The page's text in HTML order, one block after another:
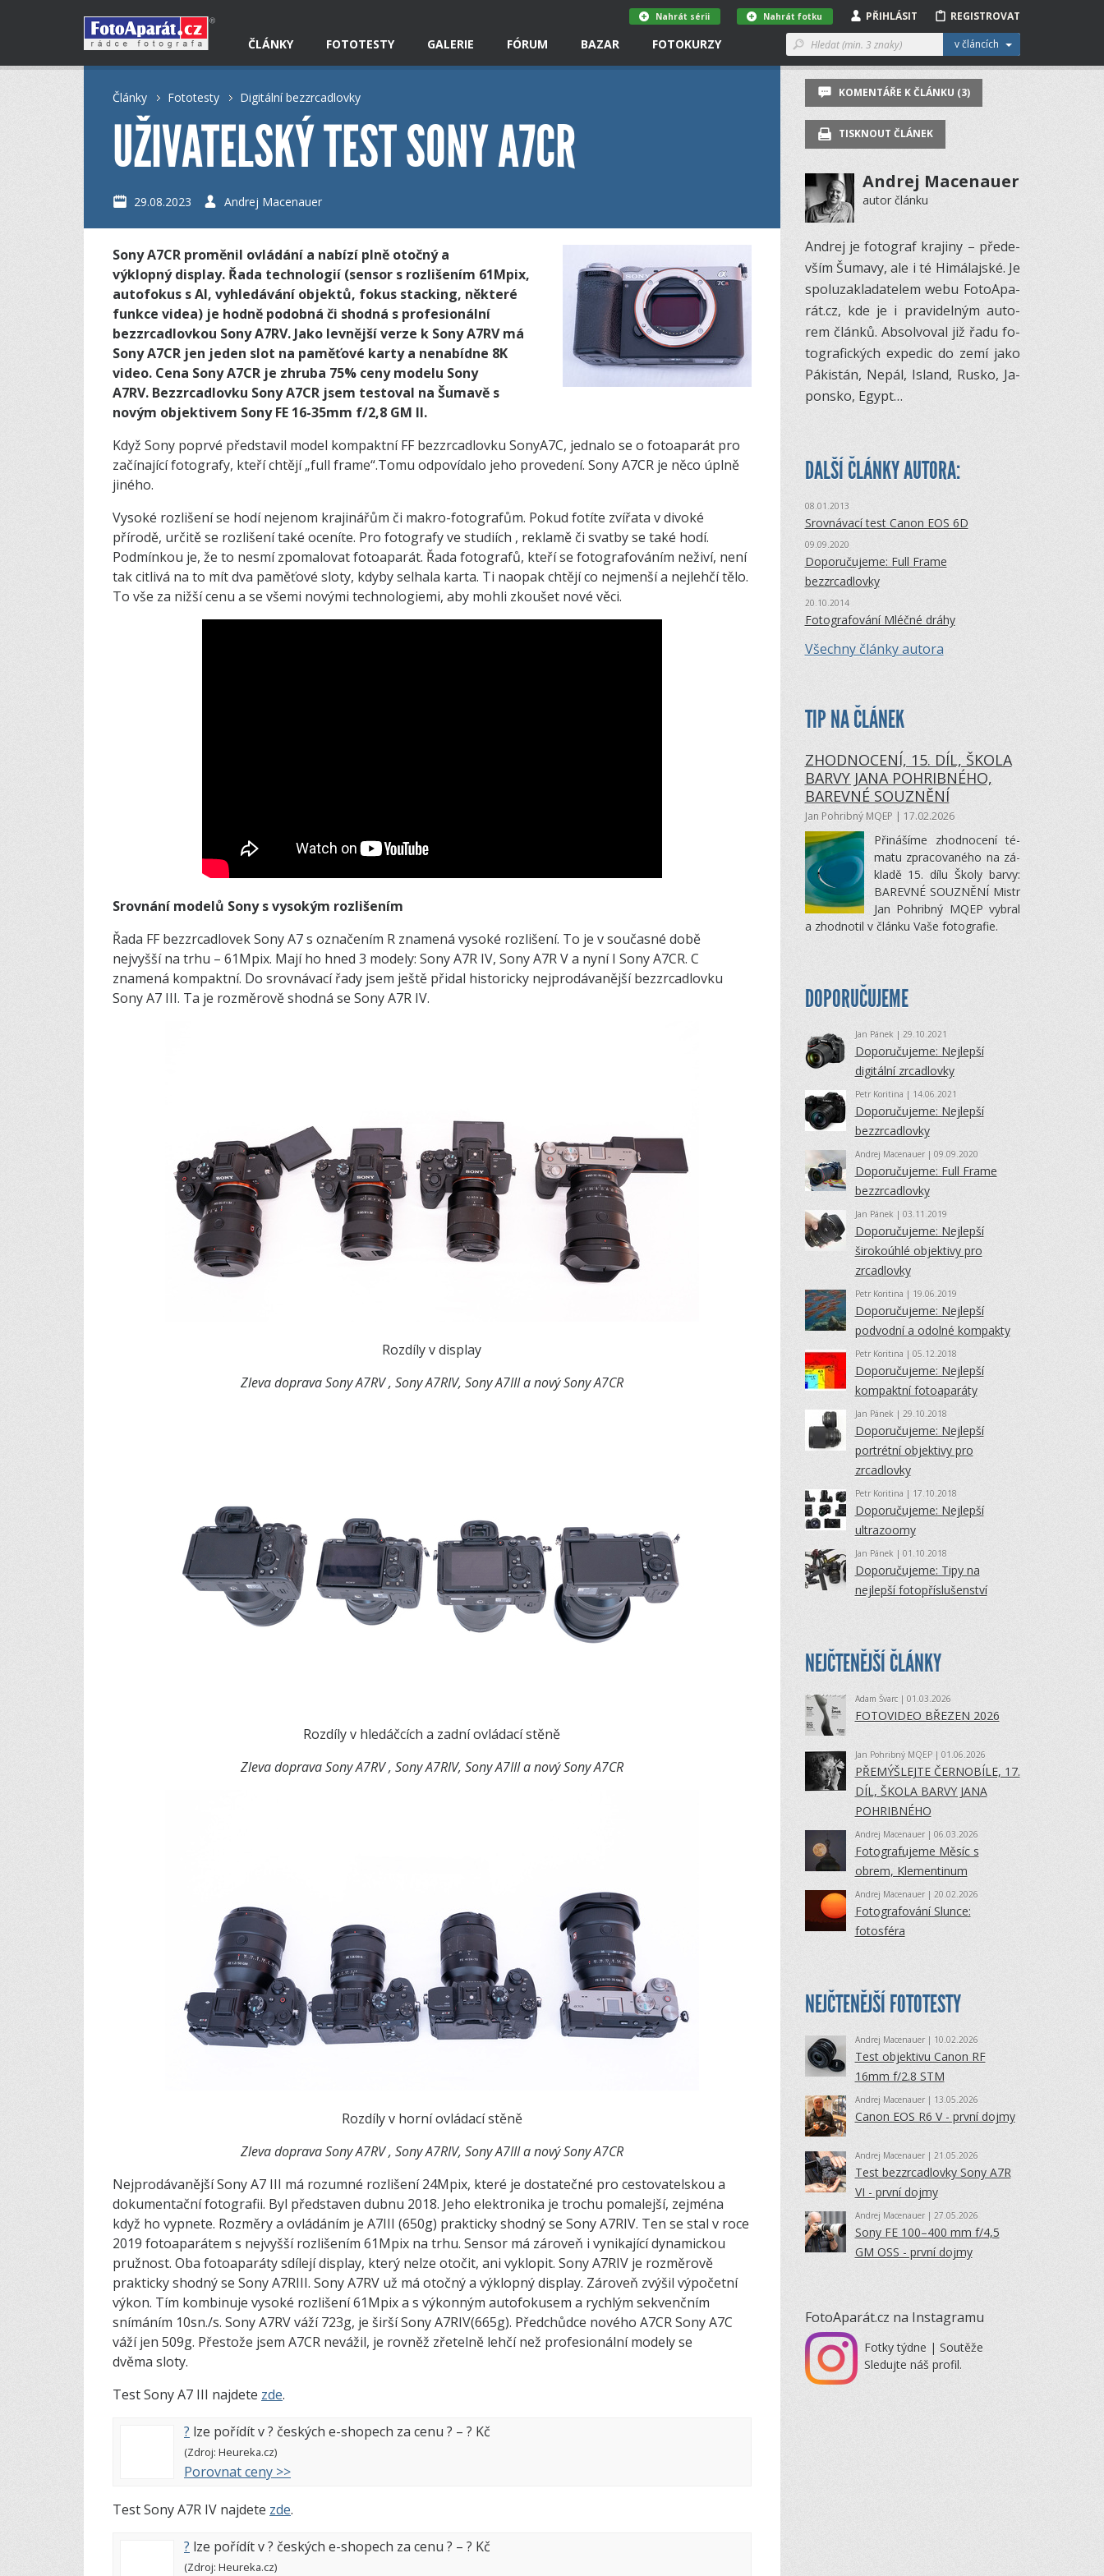
ČLÁNKY FOTOTESTY GALERIE FÓRUM BAZAR FOTOKURZY v článcích
REGISTROVAT
PŘIHLÁSIT
Nahrát fotku
Nahrát sérii
Články Fototesty Digitální bezzrcadlovky
UŽIVATELSKÝ TEST SONY A7CR
29.08.2023 Andrej Macenauer
Sony A7CR proměnil ovládání a nabízí plně otočný a
výklopný display. Řada technologií (sensor s rozlišením 61Mpix,
autofokus s AI, vyhledávání objektů, fokus stacking, některé
funkce videa) je hodně podobná či shodná s profesionální
bezzrcadlovkou Sony A7RV. Jako levnější verze k Sony A7RV má
Sony A7CR jen jeden slot na paměťové karty a nenabídne 8K
video. Cena Sony A7CR je zhruba 75% ceny modelu Sony
A7RV. Bezzrcadlovku Sony A7CR jsem testoval na Šumavě s
novým objektivem Sony FE 16-35mm f/2,8 GM II.
Když Sony poprvé představil model kompaktní FF bezzrcadlovku SonyA7C, jednalo se o fotoaparát pro
začínající fotografy, kteří chtějí „full frame“.Tomu odpovídalo jeho provedení. Sony A7CR je něco úplně
jiného.
Vysoké rozlišení se hodí nejenom krajinářům či makro-fotografům. Pokud fotíte zvířata v divoké
přírodě, určitě se rozlišení také oceníte. Pro fotografy ve studiích , reklamě či svatby se také hodí.
Podmínkou je, že to nesmí zpomalovat fotoaparát. Řada fotografů, kteří se fotografováním neživí, není
tak citlivá na to mít dva paměťové sloty, kdyby selhala karta. Ti naopak chtějí co nejmenší a nejlehčí tělo.
To vše za nižší cenu a se všemi novými technologiemi, aby mohli zkoušet nové věci.
Srovnání modelů Sony s vysokým rozlišením
Řada FF bezzrcadlovek Sony A7 s označením R znamená vysoké rozlišení. To je v současné době
nejvyšší na trhu – 61Mpix. Mají ho hned 3 modely: Sony A7R IV, Sony A7R V a nyní I Sony A7CR. C
znamená kompaktní. Do srovnávací řady jsem ještě přidal historicky nejprodávanější bezzrcadlovku
Sony A7 III. Ta je rozměrově shodná se Sony A7R IV.
Rozdíly v display
Zleva doprava Sony A7RV , Sony A7RIV, Sony A7III a nový Sony A7CR
Rozdíly v hledáčcích a zadní ovládací stěně
Zleva doprava Sony A7RV , Sony A7RIV, Sony A7III a nový Sony A7CR
Rozdíly v horní ovládací stěně
Zleva doprava Sony A7RV , Sony A7RIV, Sony A7III a nový Sony A7CR
Nejprodávanější Sony A7 III má rozumné rozlišení 24Mpix, které je dostatečné pro cestovatelskou a
dokumentační fotografii. Byl představen dubnu 2018. Jeho elektronika je trochu pomalejší, zejména
když ho vypnete. Rozměry a ovládáním je A7III (650g) prakticky shodný se Sony A7RIV. Ten se stal v roce
2019 fotoaparátem s nejvyšší rozlišením 61Mpix na trhu. Sensor má zároveň i vynikající dynamickou
pružnost. Oba fotoaparáty sdílejí display, který nelze otočit, ani vyklopit. Sony A7RIV je rozměrově
prakticky shodný se Sony A7RIII. Sony A7RV už má otočný a výklopný display. Zároveň zvýšil výpočetní
výkon. Tím kombinuje vysoké rozlišení 61Mpix a s výkonným autofokusem a rychlým sekvenčním
snímáním 10sn./s. Sony A7RV váží 723g, je širší Sony A7RIV(665g). Předchůdce nového A7CR Sony A7C
váží jen 509g. Přestože jsem A7CR nevážil, je rovněž zřetelně lehčí než profesionální modely se
dvěma sloty.
Test Sony A7 III najdete zde.
? lze pořídít v? českých e-shopech za cenu ? – ? Kč
(Zdroj: Heureka.cz)
Porovnat ceny >>
Test Sony A7R IV najdete zde.
? lze pořídít v? českých e-shopech za cenu ? – ? Kč
(Zdroj: Heureka.cz)
KOMENTÁŘE K ČLÁNKU (3)
TISKNOUT ČLÁNEK
Andrej Macenauer
autor článku
An­drej je fo­to­graf kra­jiny – pře­de­
vším Šu­mavy, ale i té Hi­má­laj­ské. Je
spo­luza­kla­da­te­lem webu Fo­to­A­pa­
rát.cz, kde je i pra­vi­del­ným au­to­
rem článků. Ab­sol­vo­val již řadu fo­
to­gra­fic­kých ex­pe­dic do zemí jako
Pá­kistán, Ne­pál, Is­land, Rusko, Ja­
pon­sko, Egypt…
DALŠÍ ČLÁNKY AUTORA:
08.01.2013
Srovnávací test Canon EOS 6D
09.09.2020
Doporučujeme: Full Frame
bezzrcadlovky
20.10.2014
Fotografování Mléčné dráhy
Všechny články autora
TIP NA ČLÁNEK
ZHODNOCENÍ, 15. DÍL, ŠKOLA
BARVY JANA POHRIBNÉHO,
BAREVNÉ SOUZNĚNÍ
Jan Pohribný MQEP | 17.02.2026
Při­ná­šíme zhod­no­cení té­
matu zpra­co­va­ného na zá­
kladě 15. dílu Školy barvy:
BA­REVNÉ SOUZNĚNÍ Mistr
Jan Po­hribný MQEP vy­bral
a zhod­no­til v článku Vaše fo­to­gra­fie.
DOPORUČUJEME
Jan Pánek| 29.10.2021
Doporučujeme: Nejlepší
digitální zrcadlovky
Petr Koritina | 14.06.2021
Doporučujeme: Nejlepší
bezzrcadlovky
Andrej Macenauer| 09.09.2020
Doporučujeme: Full Frame
bezzrcadlovky
Jan Pánek| 03.11.2019
Doporučujeme: Nejlepší
širokoúhlé objektivy pro
zrcadlovky
Petr Koritina | 19.06.2019
Doporučujeme: Nejlepší
podvodní a odolné kompakty
Petr Koritina | 05.12.2018
Doporučujeme: Nejlepší
kompaktní fotoaparáty
Jan Pánek | 29.10.2018
Doporučujeme: Nejlepší
portrétní objektivy pro
zrcadlovky
Petr Koritina | 17.10.2018
Doporučujeme: Nejlepší
ultrazoomy
Jan Pánek| 01.10.2018
Doporučujeme: Tipy na
nejlepší fotopříslušenství
NEJČTENĚJŠÍ ČLÁNKY
Adam Švarc| 01.03.2026
FOTOVIDEO BŘEZEN 2026
Jan Pohribný MQEP| 01.06.2026
PŘEMÝŠLEJTE ČERNOBÍLE, 17.
DÍL, ŠKOLA BARVY JANA
POHRIBNÉHO
Andrej Macenauer| 06.03.2026
Fotografujeme Měsíc s
obrem, Klementinum
Andrej Macenauer| 20.02.2026
Fotografování Slunce:
fotosféra
NEJČTENĚJŠÍ FOTOTESTY
Andrej Macenauer| 10.02.2026
Test objektivu Canon RF
16mm f/2.8 STM
Andrej Macenauer| 13.05.2026
Canon EOS R6 V - první dojmy
Andrej Macenauer| 21.05.2026
Test bezzrcadlovky Sony A7R
VI - první dojmy
Andrej Macenauer| 27.05.2026
Sony FE 100–400 mm f/4,5
GM OSS - první dojmy
FotoAparát.cz na Instagramu
Fotky týdne | Soutěže
Sledujte náš profil.